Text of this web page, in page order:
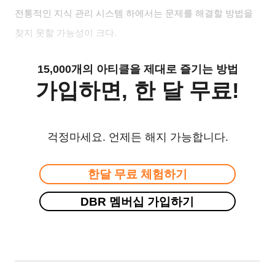
전통적인 지식 관리 시스템 하에서는 문제를 해결할 방법을
찾지 못할 가능성이 크다.
15,000개의 아티클을 제대로 즐기는 방법
가입하면, 한 달 무료!
걱정마세요. 언제든 해지 가능합니다.
한달 무료 체험하기
DBR 멤버십 가입하기